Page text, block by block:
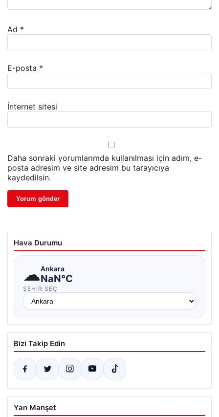
Ad *
E-posta *
İnternet sitesi
Daha sonraki yorumlarımda kullanılması için adım, e-
posta adresim ve site adresim bu tarayıcıya
kaydedilsin.
Hava Durumu
☁Ankara
NaN°C
ŞEHIR SEÇ
Bizi Takip Edin
Yan Manşet